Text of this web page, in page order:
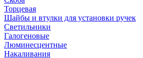
Торцевая
Шайбы и втулки для установки ручек
Светильники
Галогеновые
Люминесцентные
Накаливания